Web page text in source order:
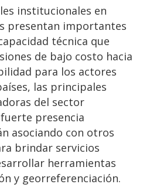
institucionales en
presentan importantes
técnica que
de bajo costo hacia
para los actores
las principales
del sector
presencia
asociando con otros
brindar servicios
herramientas
y georreferenciación.